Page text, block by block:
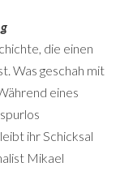
die einen
Was geschah mit
eines
ihr Schicksal
Mikael